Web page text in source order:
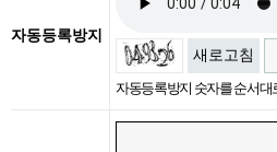
자동등록방지
새로고침
자동등록방지 숫자를 순서대